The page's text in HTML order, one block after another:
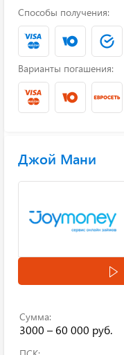
Способы получения:
Варианты погашения:
Джой Мани
Сумма:
3000 – 60 000 руб.